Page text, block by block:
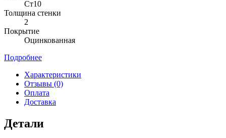
Ст10
Толщина стенки
2
Покрытие
Оцинкованная
Подробнее
Характеристики
Отзывы (0)
Оплата
Доставка
Детали